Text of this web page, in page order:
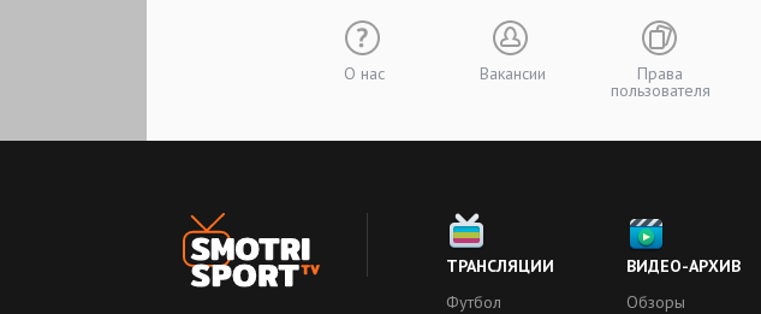
О нас Вакансии Права
пользователя
ТРАНСЛЯЦИИ
Футбол
ВИДЕО-АРХИВ
Обзоры